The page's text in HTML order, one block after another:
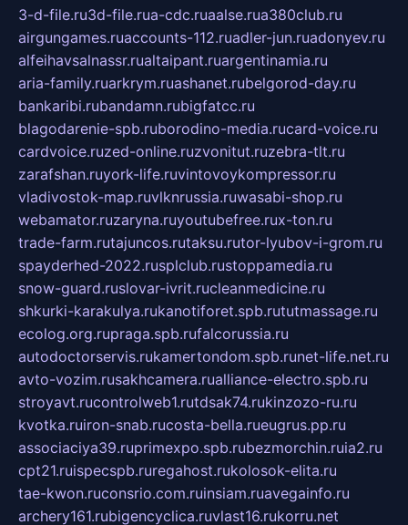
3-d-file.ru3d-file.rua-cdc.ruaalse.rua380club.ru
airgungames.ruaccounts-112.ruadler-jun.ruadonyev.ru
alfeihavsalnassr.rualtaipant.ruargentinamia.ru
aria-family.ruarkrym.ruashanet.rubelgorod-day.ru
bankaribi.rubandamn.rubigfatcc.ru
blagodarenie-spb.ruborodino-media.rucard-voice.ru
cardvoice.ruzed-online.ruzvonitut.ruzebra-tlt.ru
zarafshan.ruyork-life.ruvintovoykompressor.ru
vladivostok-map.ruvlknrussia.ruwasabi-shop.ru
webamator.ruzaryna.ruyoutubefree.rux-ton.ru
trade-farm.rutajuncos.rutaksu.rutor-lyubov-i-grom.ru
spayderhed-2022.rusplclub.rustoppamedia.ru
snow-guard.ruslovar-ivrit.rucleanmedicine.ru
shkurki-karakulya.rukanotiforet.spb.rututmassage.ru
ecolog.org.rupraga.spb.rufalcorussia.ru
autodoctorservis.rukamertondom.spb.runet-life.net.ru
avto-vozim.rusakhcamera.rualliance-electro.spb.ru
stroyavt.rucontrolweb1.rutdsak74.rukinzozo-ru.ru
kvotka.ruiron-snab.rucosta-bella.rueugrus.pp.ru
associaciya39.ruprimexpo.spb.rubezmorchin.ruia2.ru
cpt21.ruispecspb.ruregahost.rukolosok-elita.ru
tae-kwon.ruconsrio.com.ruinsiam.ruavegainfo.ru
archery161.rubigencyclica.ruvlast16.rukorru.net